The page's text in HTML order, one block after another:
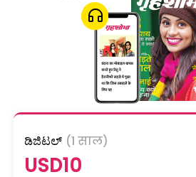
ಡಿಜಿಟಲ್ (1 साल)
USD10